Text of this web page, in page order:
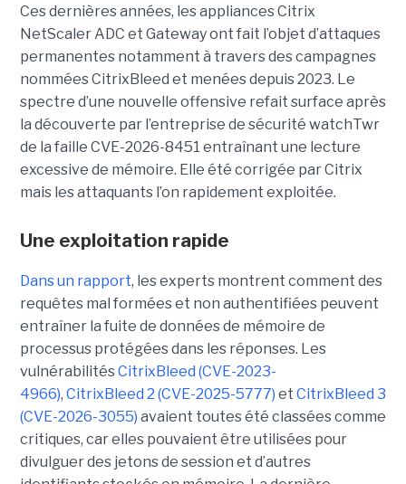
Ces dernières années, les appliances Citrix
NetScaler ADC et Gateway ont fait l’objet d’attaques
permanentes notamment à travers des campagnes
nommées CitrixBleed et menées depuis 2023. Le
spectre d’une nouvelle offensive refait surface après
la découverte par l’entreprise de sécurité watchTwr
de la faille CVE-2026-8451 entraînant une lecture
excessive de mémoire. Elle été corrigée par Citrix
mais les attaquants l’on rapidement exploitée.
Une exploitation rapide
Dans un rapport, les experts montrent comment des
requêtes mal formées et non authentifiées peuvent
entraîner la fuite de données de mémoire de
processus protégées dans les réponses. Les
vulnérabilitésCitrixBleed (CVE-2023-
4966), CitrixBleed 2 (CVE-2025-5777) et CitrixBleed 3
(CVE-2026-3055) avaient toutes été classées comme
critiques, car elles pouvaient être utilisées pour
divulguer des jetons de session et d’autres